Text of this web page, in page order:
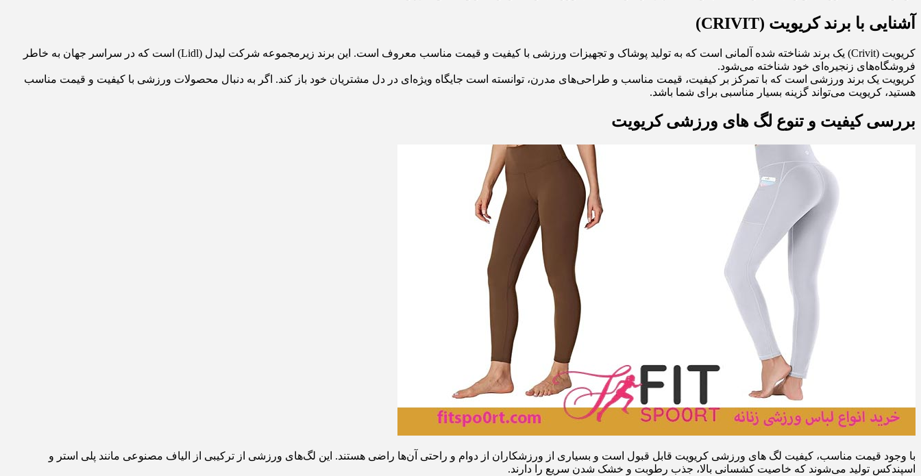
آشنایی با برند کریویت (CRIVIT)
کریویت (Crivit) یک برند شناخته شده آلمانی است که به تولید پوشاک و تجهیزات ورزشی با کیفیت و قیمت مناسب معروف است. این برند زیرمجموعه شرکت لیدل (Lidl) است که در سراسر جهان به خاطر
فروشگاه‌های زنجیره‌ای خود شناخته می‌شود.
کریویت یک برند ورزشی است که با تمرکز بر کیفیت، قیمت مناسب و طراحی‌های مدرن، توانسته است جایگاه ویژه‌ای در دل مشتریان خود باز کند. اگر به دنبال محصولات ورزشی با کیفیت و قیمت مناسب
هستید، کریویت می‌تواند گزینه بسیار مناسبی برای شما باشد.
بررسی کیفیت و تنوع لگ های ورزشی کریویت
با وجود قیمت مناسب، کیفیت لگ‌ های ورزشی کریویت قابل قبول است و بسیاری از ورزشکاران از دوام و راحتی آن‌ها راضی هستند. این لگ‌های ورزشی از ترکیبی از الیاف مصنوعی مانند پلی استر و
اسپندکس تولید می‌شوند که خاصیت کشسانی بالا، جذب رطوبت و خشک شدن سریع را دارند.